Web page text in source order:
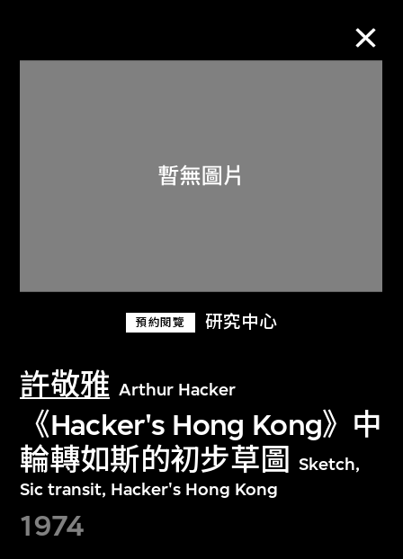
預約閱覽 研究中心
許敬雅 Arthur Hacker
《Hacker's Hong Kong》中
輪轉如斯的初步草圖
Sketch,
Sic transit, Hacker's Hong Kong
1974
關於M+藏品
探索世界頂級的二十及二十一世紀視覺
文化藏品。